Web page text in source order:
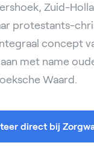
Zuid-
protestants-
concept
met name
Waard.
direct bij